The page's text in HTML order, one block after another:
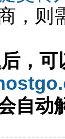
，则
，可
自动